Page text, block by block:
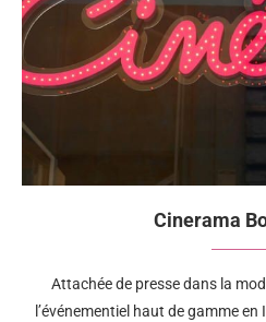
Cinerama
Attachée de presse dans la
l’événementiel haut de gamme